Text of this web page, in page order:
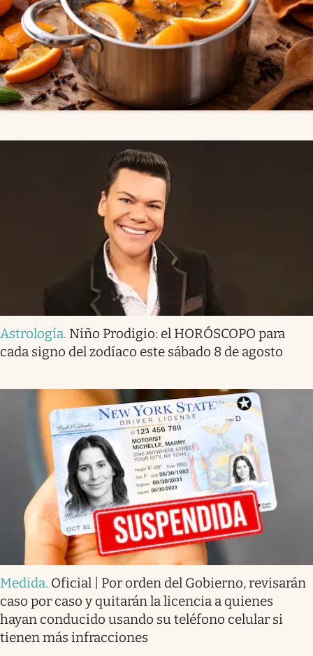
Astrología. Niño Prodigio: el HORÓSCOPO para
cada signo del zodíaco este sábado 8 de agosto
Medida. Oficial | Por orden del Gobierno, revisarán
caso por caso y quitarán la licencia a quienes
hayan conducido usando su teléfono celular si
tienen más infracciones